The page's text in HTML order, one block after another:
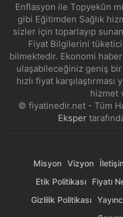
Enflasyon ile Topyekûn
gibi Eğitimden Sağlık
sizler için toparlayıp
Fiyat Bilgilerini
bilmektedir. Ekonomi
ulaşabileceğiniz geniş bir
hızlı fiyat
hizmet
© fiyatinedir.net - Tüm
Eksper
Misyon Vizyon
Etik Politikası
Fiyatı
Gizlilik Politikası